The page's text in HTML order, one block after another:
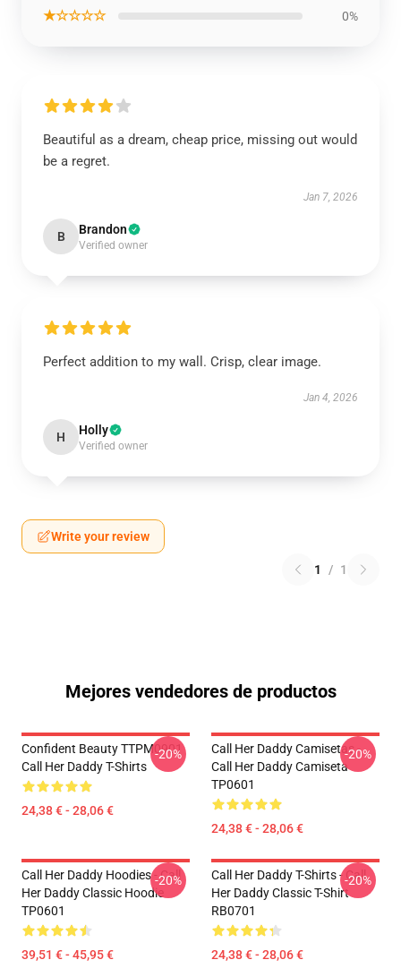
★☆☆☆☆ 0%
Beautiful as a dream, cheap price, missing out would
be a regret.
Jan 7, 2026
B Brandon
Verified owner
Perfect addition to my wall. Crisp, clear image.
Jan 4, 2026
H Holly
Verified owner
Write your review
1 / 1
Mejores vendedores de productos
Confident Beauty TTPM0901
Call Her Daddy T-Shirts
24,38 € - 28,06 €
-20%
Call Her Daddy Camisetas -
Call Her Daddy Camiseta
TP0601
24,38 € - 28,06 €
-20%
Call Her Daddy Hoodies - Call
Her Daddy Classic Hoodie
TP0601
39,51 € - 45,95 €
-20%
Call Her Daddy T-Shirts - Call
Her Daddy Classic T-Shirt
RB0701
24,38 € - 28,06 €
-20%